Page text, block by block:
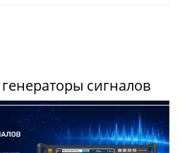
генераторы сигналов